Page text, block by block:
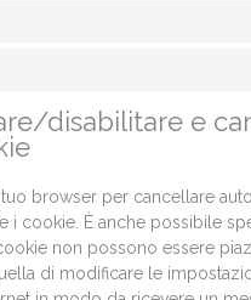
disabilitare e
browser per cancellare
i cookie. È anche possibile
non possono essere
di modificare le